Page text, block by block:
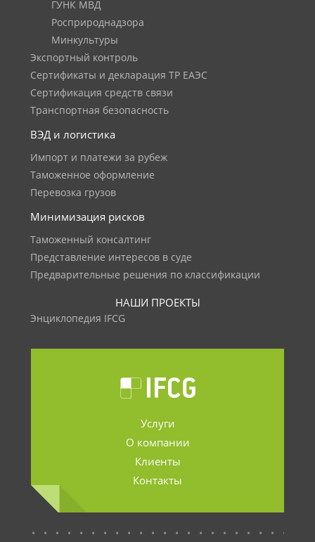
ГУНК МВД
Росприроднадзора
Минкультуры
Экспортный контроль
Сертификаты и декларация ТР ЕАЭС
Сертификация средств связи
Транспортная безопасность
ВЭД и логистика
Импорт и платежи за рубеж
Таможенное оформление
Перевозка грузов
Минимизация рисков
Таможенный консалтинг
Представление интересов в суде
Предварительные решения по классификации
НАШИ ПРОЕКТЫ
Энциклопедия IFCG
Услуги
О компании
Клиенты
Контакты